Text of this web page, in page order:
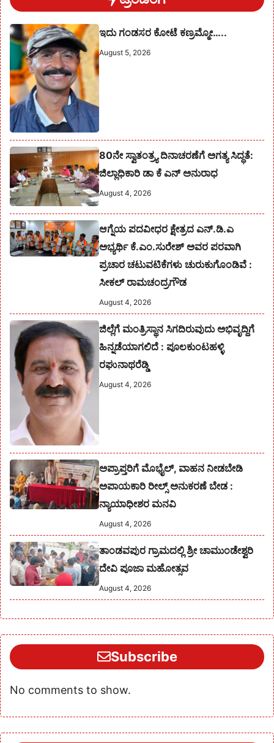
ಇದು ಗಂಡಸರ ಕೋಟೆ ಕಣ್ರಮ್ಮೋ…..
August 5, 2026
80ನೇ ಸ್ವಾತಂತ್ರ್ಯ ದಿನಾಚರಣೆಗೆ ಅಗತ್ಯ ಸಿದ್ಧತೆ:
ಜಿಲ್ಲಾಧಿಕಾರಿ ಡಾ ಕೆ ಎನ್ ಅನುರಾಧ
August 4, 2026
ಆಗ್ನೆಯ ಪದವೀಧರ ಕ್ಷೇತ್ರದ ಎನ್.ಡಿ.ಎ
ಅಭ್ಯರ್ಥಿ ಕೆ.ಎಂ.ಸುರೇಶ್‌ ಅವರ ಪರವಾಗಿ
ಪ್ರಚಾರ ಚಟುವಟಿಕೆಗಳು ಚುರುಕುಗೊಂಡಿವೆ :
ಸೀಕಲ್ ರಾಮಚಂದ್ರಗೌಡ
August 4, 2026
ಜಿಲ್ಲೆಗೆ ಮಂತ್ರಿಸ್ಥಾನ ಸಿಗದಿರುವುದು ಅಭಿವೃದ್ದಿಗೆ
ಹಿನ್ನಡೆಯಾಗಲಿದೆ : ಪೂಲಕುಂಟಹಳ್ಳಿ
ರಘುನಾಥರೆಡ್ಡಿ
August 4, 2026
ಅಪ್ರಾಪ್ತರಿಗೆ ಮೊಭೈಲ್, ವಾಹನ ನೀಡಬೇಡಿ
ಅಪಾಯಕಾರಿ ರೀಲ್ಸ್ ಅನುಕರಣೆ ಬೇಡ :
ನ್ಯಾಯಾಧೀಶರ ಮನವಿ
August 4, 2026
ತಾಂಡವಪುರ ಗ್ರಾಮದಲ್ಲಿ ಶ್ರೀ ಚಾಮುಂಡೇಶ್ವರಿ
ದೇವಿ ಪೂಜಾ ಮಹೋತ್ಸವ
August 4, 2026
Subscribe
No comments to show.